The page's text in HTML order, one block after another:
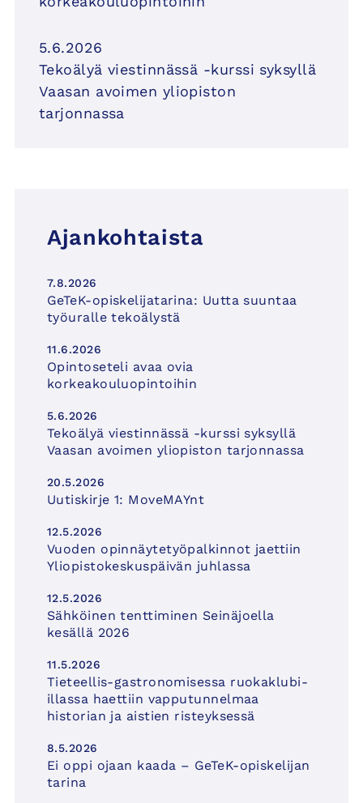
5.6.2026
Tekoälyä viestinnässä -kurssi syksyllä
Vaasan avoimen yliopiston
tarjonnassa
Ajankohtaista
7.8.2026
GeTeK-opiskelijatarina: Uutta suuntaa
työuralle tekoälystä
11.6.2026
Opintoseteli avaa ovia
korkeakouluopintoihin
5.6.2026
Tekoälyä viestinnässä -kurssi syksyllä
Vaasan avoimen yliopiston tarjonnassa
20.5.2026
Uutiskirje 1: MoveMAYnt
12.5.2026
Vuoden opinnäytetyöpalkinnot jaettiin
Yliopistokeskuspäivän juhlassa
12.5.2026
Sähköinen tenttiminen Seinäjoella
kesällä 2026
11.5.2026
Tieteellis-gastronomisessa ruokaklubi-
illassa haettiin vapputunnelmaa
historian ja aistien risteyksessä
8.5.2026
Ei oppi ojaan kaada – GeTeK-opiskelijan
tarina